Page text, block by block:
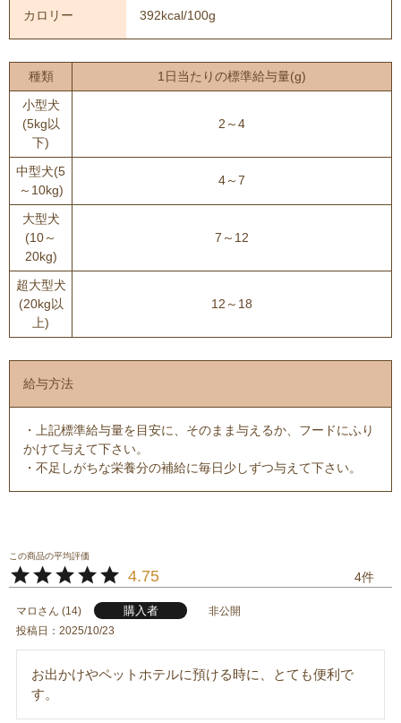
カロリー 392kcal/100g
種類
1日当たりの標準給与量(g)
小型犬
(5kg以
下)
2～4
中型犬(5
～10kg)
4～7
大型犬
(10～
20kg)
7～12
超大型犬
(20kg以
上)
12～18
給与方法
・上記標準給与量を目安に、そのまま与えるか、フードにふり
かけて与えて下さい。
・不足しがちな栄養分の補給に毎日少しずつ与えて下さい。
4.75 4
マロ 14 購入者
非公開
投稿日
2025/10/23
お出かけやペットホテルに預ける時に、とても便利で
す。